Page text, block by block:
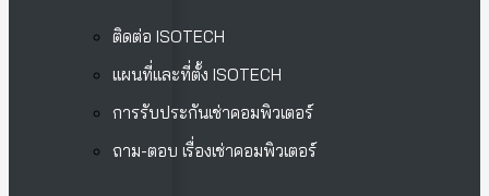
ติดต่อ ISOTECH
แผนที่และที่ตั้ง ISOTECH
การรับประกันเช่าคอมพิวเตอร์
ถาม-ตอบ เรื่องเช่าคอมพิวเตอร์